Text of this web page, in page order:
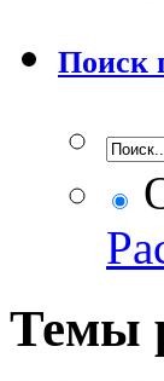
Поиск
Темы